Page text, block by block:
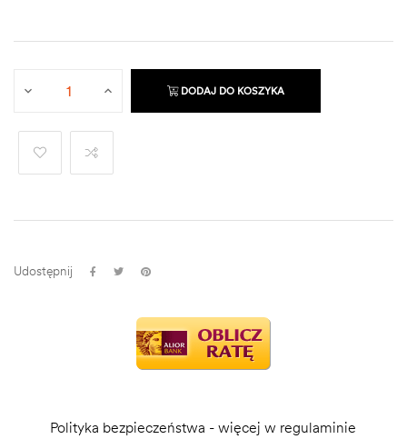
DODAJ DO KOSZYKA
Udostępnij
Polityka bezpieczeństwa - więcej w regulaminie